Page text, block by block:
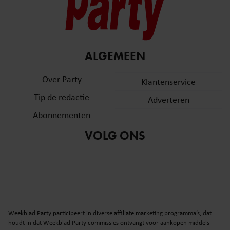
ALGEMEEN
Over Party
Tip de redactie
Abonnementen
Klantenservice
Adverteren
VOLG ONS
Weekblad Party participeert in diverse affiliate marketing programma’s, dat
houdt in dat Weekblad Party commissies ontvangt voor aankopen middels